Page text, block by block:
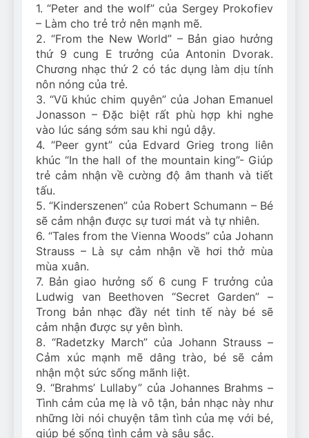
1. “Peter and the wolf” của Sergey Prokofiev
– Làm cho trẻ trở nên mạnh mẽ.
2. “From the New World” – Bản giao hưởng
thứ 9 cung E trưởng của Antonin Dvorak.
Chương nhạc thứ 2 có tác dụng làm dịu tính
nôn nóng của trẻ.
3. “Vũ khúc chim quyên” của Johan Emanuel
Jonasson – Đặc biệt rất phù hợp khi nghe
vào lúc sáng sớm sau khi ngủ dậy.
4. “Peer gynt” của Edvard Grieg trong liên
khúc “In the hall of the mountain king”- Giúp
trẻ cảm nhận về cường độ âm thanh và tiết
tấu.
5. “Kinderszenen” của Robert Schumann – Bé
sẽ cảm nhận được sự tươi mát và tự nhiên.
6. “Tales from the Vienna Woods” của Johann
Strauss – Là sự cảm nhận về hơi thở mùa
mùa xuân.
7. Bản giao hưởng số 6 cung F trưởng của
Ludwig van Beethoven “Secret Garden” –
Trong bản nhạc đầy nét tinh tế này bé sẽ
cảm nhận được sự yên bình.
8. “Radetzky March” của Johann Strauss –
Cảm xúc mạnh mẽ dâng trào, bé sẽ cảm
nhận một sức sống mãnh liệt.
9. “Brahms’ Lullaby” của Johannes Brahms –
Tình cảm của mẹ là vô tận, bản nhạc này như
những lời nói chuyện tâm tình của mẹ với bé,
giúp bé sống tình cảm và sâu sắc.